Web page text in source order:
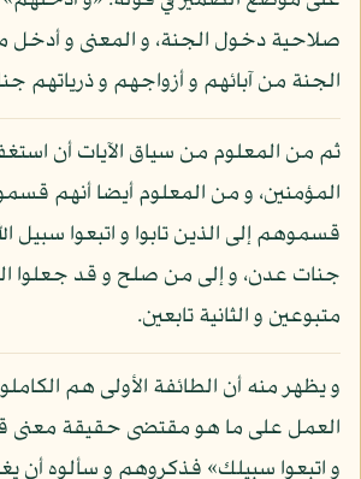
صلاحية دخول الجنة، و المعنى و
الجنة من آبائهم و أزواجهم و ذرياتهم
ثم من المعلوم من سياق الآيات أن
المؤمنين، و من المعلوم أيضا أنهم
قسموهم إلى الذين تابوا و اتبعوا سبيل
جنات عدن، و إلى من صلح و قد جعلوا
متبوعين و الثانية تابعين.
و يظهر منه أن الطائفة الأولى هم
العمل على ما هو مقتضى حقيقة معنى
و اتبعوا سبيلك» فذكروهم و سألوه أن